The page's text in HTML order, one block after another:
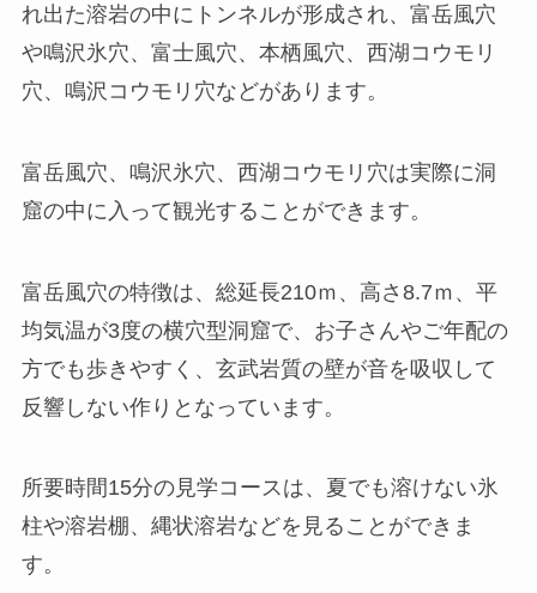
れ出た溶岩の中にトンネルが形成され、富岳風穴
や鳴沢氷穴、富士風穴、本栖風穴、西湖コウモリ
穴、鳴沢コウモリ穴などがあります。
富岳風穴、鳴沢氷穴、西湖コウモリ穴は実際に洞
窟の中に入って観光することができます。
富岳風穴の特徴は、総延長210ｍ、高さ8.7ｍ、平
均気温が3度の横穴型洞窟で、お子さんやご年配の
方でも歩きやすく、玄武岩質の壁が音を吸収して
反響しない作りとなっています。
所要時間15分の見学コースは、夏でも溶けない氷
柱や溶岩棚、縄状溶岩などを見ることができま
す。